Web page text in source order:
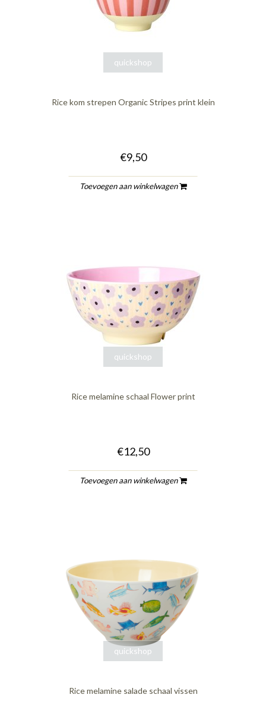
quickshop
Rice kom strepen Organic Stripes print klein
€9,50
Toevoegen aan winkelwagen
quickshop
Rice melamine schaal Flower print
€12,50
Toevoegen aan winkelwagen
quickshop
Rice melamine salade schaal vissen